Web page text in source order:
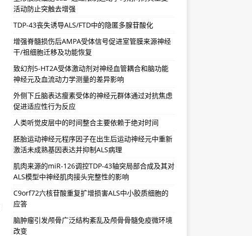
活动防止突触去增强
TDP-43丧失诱导ALS/FTD中的隐匿多腺苷酸化
增强脊髓损伤后AMPA受体信号促进室管膜来源神经
干/祖细胞迁移及功能恢复
致幻剂5-HT2A受体激动剂对神经血管耦合和脑功能
神经元及血流动力学测量的差异影响
外侧下丘脑表达瘦素受体的神经元群体通过对抗焦虑
促进适应性行为反应
人类听觉皮层中的时间整合主要依赖于绝对时间
胚胎运动神经元程序因子在出生后运动神经元中重新
激活未成熟基因表达并抑制ALS病理
肌肉来源的miR-126调控TDP-43轴突局部合成及其对
ALS模型中神经肌肉接头完整性的影响
C9orf72六核苷酸重复扩增损害ALS中小胶质细胞的
应答
脑肿瘤引发颅骨广泛结构紊乱及颅骨骨髓免疫微环境
改变